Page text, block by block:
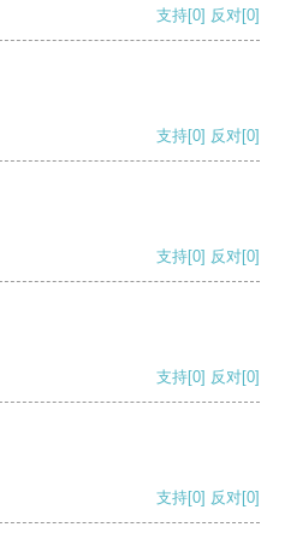
支持[0] 反对[0]
支持[0] 反对[0]
支持[0] 反对[0]
支持[0] 反对[0]
支持[0] 反对[0]